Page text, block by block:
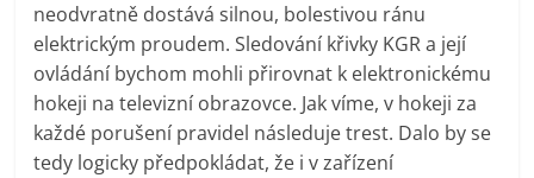
neodvratně dostává silnou, bolestivou ránu
elektrickým proudem. Sledování křivky KGR a její
ovládání bychom mohli přirovnat k elektronickému
hokeji na televizní obrazovce. Jak víme, v hokeji za
každé porušení pravidel následuje trest. Dalo by se
tedy logicky předpokládat, že i v zařízení